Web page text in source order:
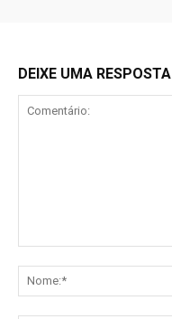
DEIXE UMA RESPOSTA